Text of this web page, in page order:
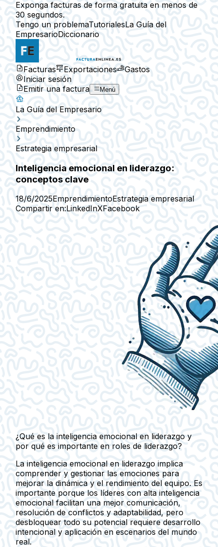
Exponga facturas de forma gratuita en menos de
30 segundos.
Tengo un problemaTutorialesLa Guía del
EmpresarioDiccionario
Facturas Exportaciones
Gastos
Iniciar sesión
Emitir una factura
Menú
La Guía del Empresario
Emprendimiento
Estrategia empresarial
Inteligencia emocional en liderazgo:
conceptos clave
18/6/2025EmprendimientoEstrategia empresarial
Compartir en:LinkedInXFacebook
¿Qué es la inteligencia emocional en liderazgo y
por qué es importante en roles de liderazgo?
La inteligencia emocional en liderazgo implica
comprender y gestionar las emociones para
mejorar la dinámica y el rendimiento del equipo. Es
importante porque los líderes con alta inteligencia
emocional facilitan una mejor comunicación,
resolución de conflictos y adaptabilidad, pero
desbloquear todo su potencial requiere desarrollo
intencional y aplicación en escenarios del mundo
real.